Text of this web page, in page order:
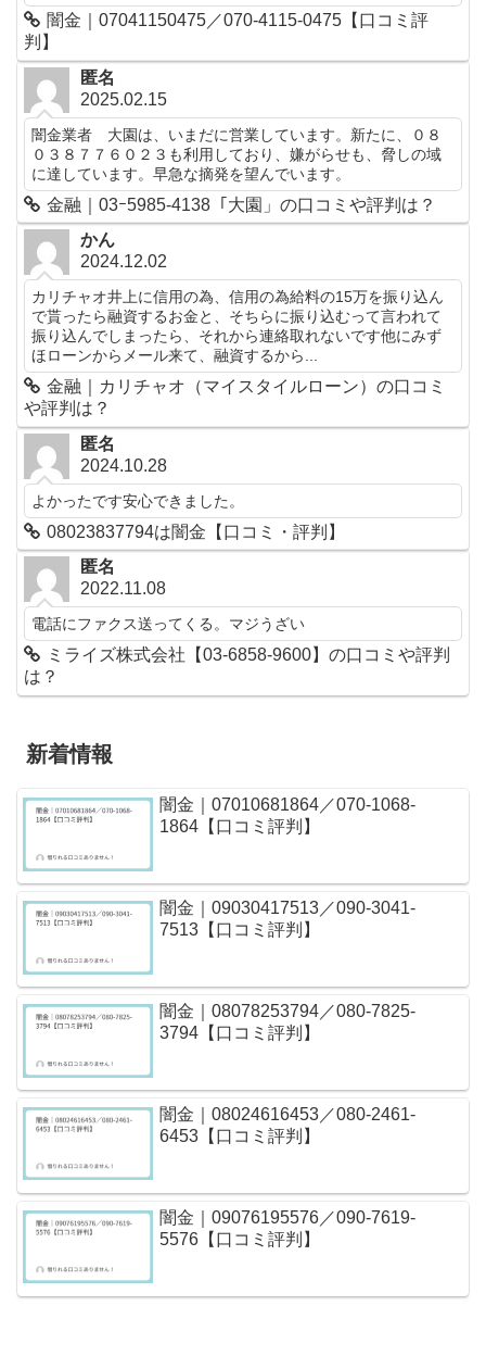
闇金｜07041150475／070-4115-0475【口コミ評
判】
匿名
2025.02.15
闇金業者 大園は、いまだに営業しています。新たに、０８
０３８７７６０２３も利用しており、嫌がらせも、脅しの域
に達しています。早急な摘発を望んでいます。
金融｜03ｰ5985-4138「大園」の口コミや評判は？
かん
2024.12.02
カリチャオ井上に信用の為、信用の為給料の15万を振り込ん
で貰ったら融資するお金と、そちらに振り込むって言われて
振り込んでしまったら、それから連絡取れないです他にみず
ほローンからメール来て、融資するから...
金融｜カリチャオ（マイスタイルローン）の口コミ
や評判は？
匿名
2024.10.28
よかったです安心できました。
08023837794は闇金【口コミ・評判】
匿名
2022.11.08
電話にファクス送ってくる。マジうざい
ミライズ株式会社【03-6858-9600】の口コミや評判
は？
新着情報
闇金｜07010681864／070-1068-
1864【口コミ評判】
闇金｜09030417513／090-3041-
7513【口コミ評判】
闇金｜08078253794／080-7825-
3794【口コミ評判】
闇金｜08024616453／080-2461-
6453【口コミ評判】
闇金｜09076195576／090-7619-
5576【口コミ評判】